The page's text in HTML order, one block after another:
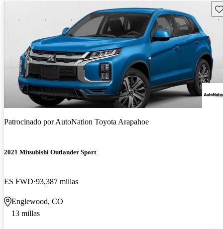
Patrocinado porAutoNation Toyota Arapahoe
2021 Mitsubishi Outlander Sport
ES FWD 93,387 millas
Englewood, CO
13 millas